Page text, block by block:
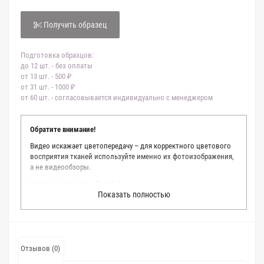
Получить образец
Подготовка образцов:
до 12 шт. - без оплаты
от 13 шт. - 500 ₽
от 31 шт. - 1000 ₽
от 60 шт. - согласовывается индивидуально с менеджером
Обратите внимание!
Видео искажает цветопередачу – для корректного цветового
восприятия тканей используйте именно их фотоизображения,
а не видеообзоры.
Мы делаем все возможное, чтобы точно описать цвет каждой
ткани из нашего каталога. Мы осматриваем и фотографируем
точное соответствие цветов из-за одного простого факта:
Показать полностью
Отзывов (0)